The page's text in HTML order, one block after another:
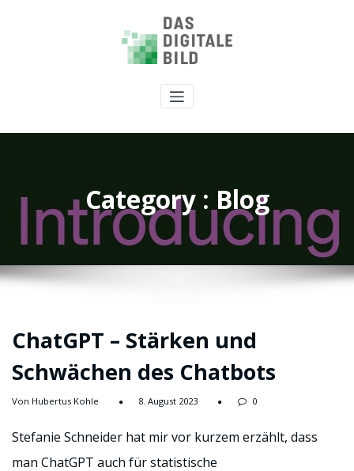
Category : Blog
ChatGPT – Stärken und
Schwächen des Chatbots
Von Hubertus Kohle 8. August 2023 0
Stefanie Schneider hat mir vor kurzem erzählt, dass
man ChatGPT auch für statistische